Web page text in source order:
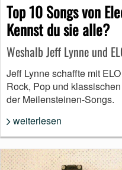
Top 10 Songs von
Kennst du sie alle?
Weshalb Jeff Lynne und
Jeff Lynne schaffte mit
Rock, Pop und
der Meilensteinen-Songs.
weiterlesen